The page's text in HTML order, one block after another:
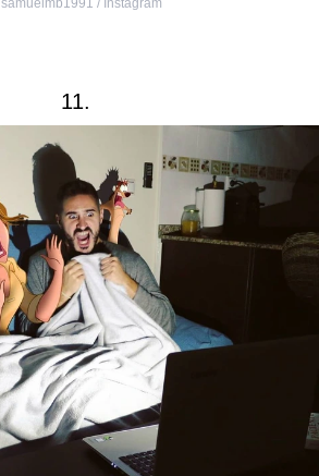
samuelmb1991 / Instagram
11.